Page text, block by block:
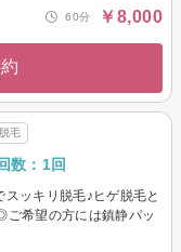
60分 ￥8,000
毛
数：1回
ッキリ脱毛♪ヒゲ脱毛と
希望の方には鎮静パッ